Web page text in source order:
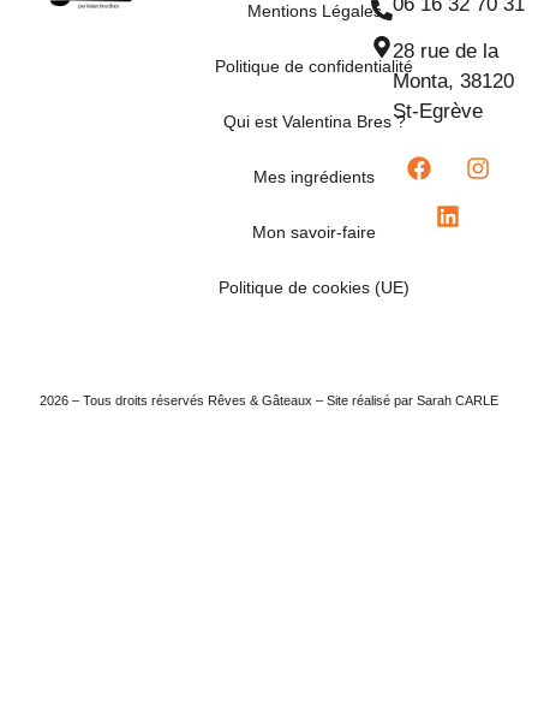
Mentions Légales
Politique de confidentialité
Qui est Valentina Bres ?
Mes ingrédients
Mon savoir-faire
Politique de cookies (UE)
06 16 32 70 31
28 rue de la
Monta, 38120
St-Egrève
2026 – Tous droits réservés Rêves & Gâteaux – Site réalisé par Sarah CARLE